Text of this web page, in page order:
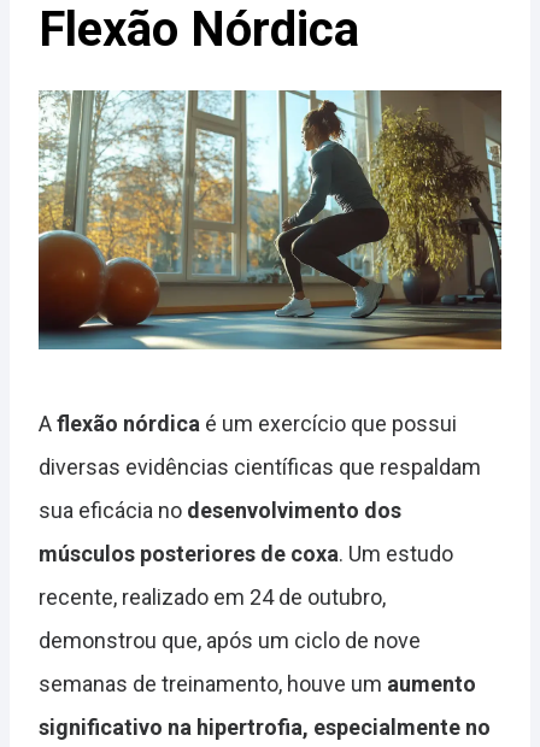
Flexão Nórdica
Aflexão nórdica é um exercício que possui
diversas evidências científicas que respaldam
sua eficácia no desenvolvimento dos
músculos posteriores de coxa. Um estudo
recente, realizado em 24 de outubro,
demonstrou que, após um ciclo de nove
semanas de treinamento, houve um aumento
significativo na hipertrofia, especialmente no